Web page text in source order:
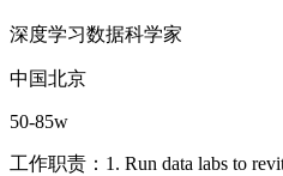
深度学习数据科学家
中国北京
50-85w
工作职责：1. Run data labs to